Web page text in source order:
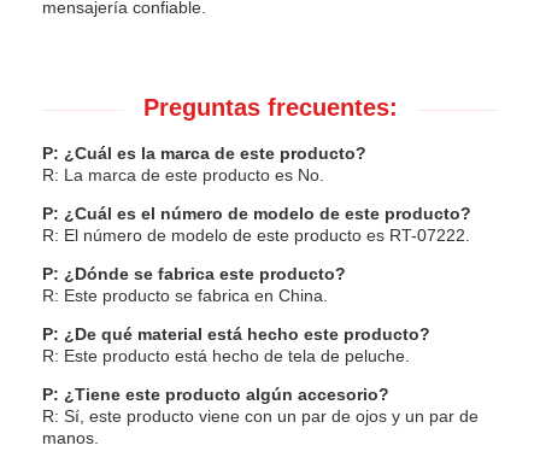
mensajería confiable.
Preguntas frecuentes:
P: ¿Cuál es la marca de este producto?
R: La marca de este producto es No.
P: ¿Cuál es el número de modelo de este producto?
R: El número de modelo de este producto es RT-07222.
P: ¿Dónde se fabrica este producto?
R: Este producto se fabrica en China.
P: ¿De qué material está hecho este producto?
R: Este producto está hecho de tela de peluche.
P: ¿Tiene este producto algún accesorio?
R: Sí, este producto viene con un par de ojos y un par de
manos.